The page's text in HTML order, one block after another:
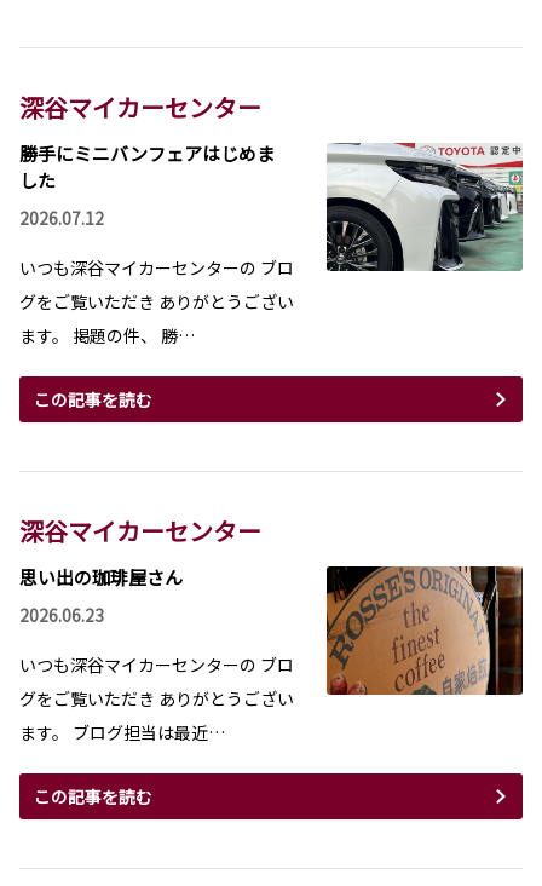
深谷マイカーセンター
勝手にミニバンフェアはじめま
した
2026.07.12
いつも深谷マイカーセンターの ブロ
グをご覧いただき ありがとうござい
ます。 掲題の件、 勝…
この記事を読む
深谷マイカーセンター
思い出の珈琲屋さん
2026.06.23
いつも深谷マイカーセンターの ブロ
グをご覧いただき ありがとうござい
ます。 ブログ担当は最近…
この記事を読む